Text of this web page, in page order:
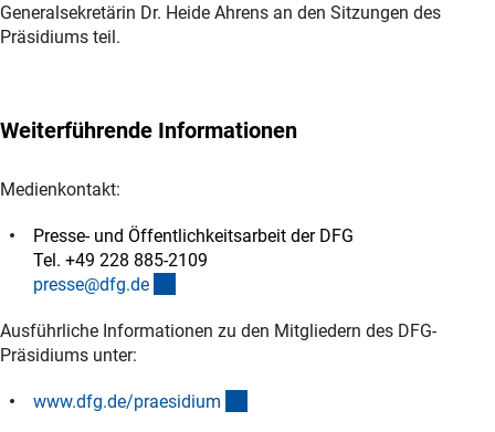
Generalsekretärin Dr. Heide Ahrens an den Sitzungen des
Präsidiums teil.
Weiterführende Informationen
Medienkontakt:
Presse- und Öffentlichkeitsarbeit der DFG
Tel. +49 228 885-2109
presse@dfg.de
Ausführliche Informationen zu den Mitgliedern des DFG-
Präsidiums unter:
www.dfg.de/praesidium